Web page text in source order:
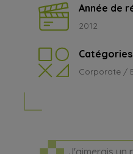
Année de
2012
Catégories
Corporate /